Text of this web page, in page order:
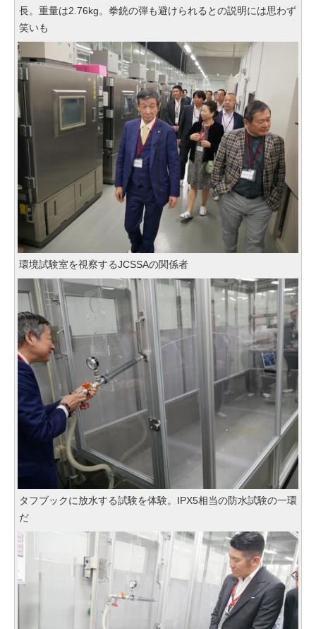
長。重量は2.76kg。拳銃の弾も避けられるとの説明には思わず
笑いも
環境試験室を視察するJCSSAの関係者
タフブックに放水する試験を体験。IPX5相当の防水試験の一環
だ